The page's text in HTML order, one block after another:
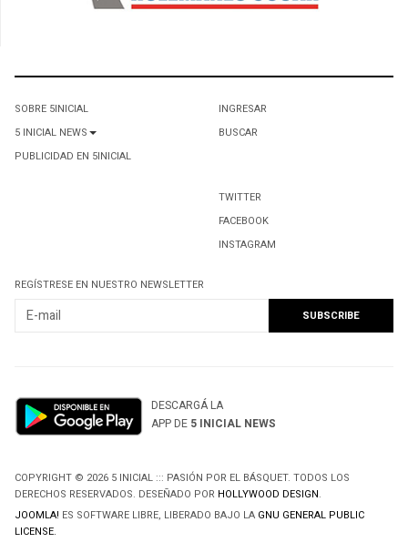
SOBRE 5INICIAL
5 INICIAL NEWS
PUBLICIDAD EN 5INICIAL
INGRESAR
BUSCAR
TWITTER
FACEBOOK
INSTAGRAM
REGÍSTRESE EN NUESTRO NEWSLETTER
DESCARGÁ LA
APP DE 5 INICIAL NEWS
COPYRIGHT © 2026 5 INICIAL ::: PASIÓN POR EL BÁSQUET. TODOS LOS
DERECHOS RESERVADOS. DESEÑADO POR HOLLYWOOD DESIGN.
JOOMLA! ES SOFTWARE LIBRE, LIBERADO BAJO LA GNU GENERAL PUBLIC
LICENSE.